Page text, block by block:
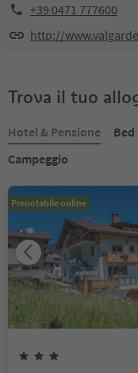
+39 0471 777600
http://
Trova il tuo
Hotel & Pensione
Campeggio
Prenotabile online